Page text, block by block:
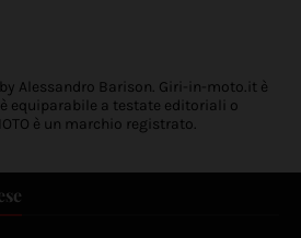
Alessandro Barison. Giri-in-moto.it è
equiparabile a testate editoriali o
è un marchio registrato.